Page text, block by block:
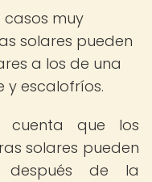
casos muy
solares pueden
a los de una
y escalofríos.
cuenta que los
solares pueden
después de la